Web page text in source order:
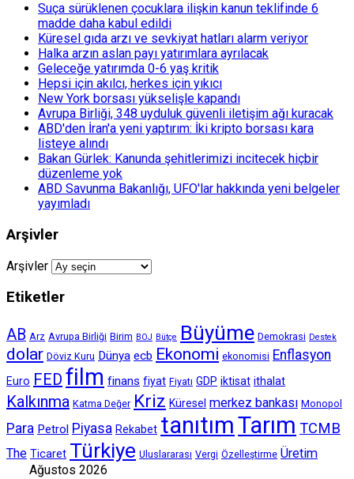
Suça sürüklenen çocuklara ilişkin kanun teklifinde 6
madde daha kabul edildi
Küresel gıda arzı ve sevkiyat hatları alarm veriyor
Halka arzın aslan payı yatırımlara ayrılacak
Geleceğe yatırımda 0-6 yaş kritik
Hepsi için akılcı, herkes için yıkıcı
New York borsası yükselişle kapandı
Avrupa Birliği, 348 uyduluk güvenli iletişim ağı kuracak
ABD'den İran'a yeni yaptırım: İki kripto borsası kara
listeye alındı
Bakan Gürlek: Kanunda şehitlerimizi incitecek hiçbir
düzenleme yok
ABD Savunma Bakanlığı, UFO'lar hakkında yeni belgeler
yayımladı
Arşivler
Arşivler
Etiketler
AB Arz Avrupa Birliği Birim BOJ Bütçe Büyüme Demokrasi Destek
dolar Döviz Kuru Dünya ecb Ekonomi ekonomisi Enflasyon
Euro FED film finans fiyat Fiyatı GDP iktisat ithalat
Kalkınma Katma Değer Kriz Küresel merkez bankası Monopol
Para Petrol Piyasa Rekabet tanıtımTarım TCMB
The Ticaret Türkiye Uluslararası Vergi Özelleştirme Üretim
Ağustos 2026